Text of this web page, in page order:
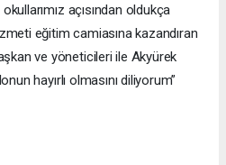
açısından oldukça
eğitim camiasına kazandıran
ve yöneticileri ile Akyürek
hayırlı olmasını diliyorum”